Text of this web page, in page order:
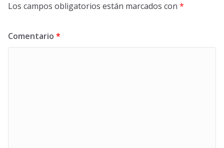
Los campos obligatorios están marcados con *
Comentario *